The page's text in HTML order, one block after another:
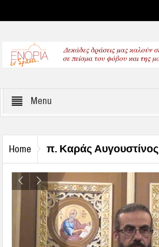
Menu
Home π. Καράς Αυγουστίνος